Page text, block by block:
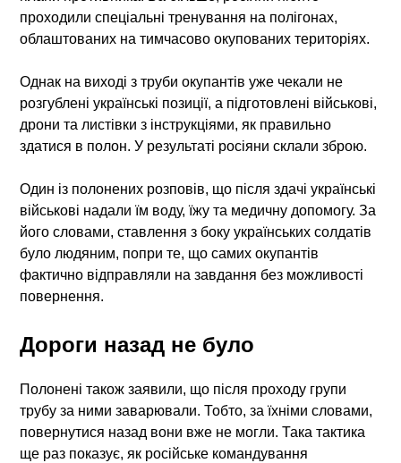
проходили спеціальні тренування на полігонах,
облаштованих на тимчасово окупованих територіях.
Однак на виході з труби окупантів уже чекали не
розгублені українські позиції, а підготовлені військові,
дрони та листівки з інструкціями, як правильно
здатися в полон. У результаті росіяни склали зброю.
Один із полонених розповів, що після здачі українські
військові надали їм воду, їжу та медичну допомогу. За
його словами, ставлення з боку українських солдатів
було людяним, попри те, що самих окупантів
фактично відправляли на завдання без можливості
повернення.
Дороги назад не було
Полонені також заявили, що після проходу групи
трубу за ними заварювали. Тобто, за їхніми словами,
повернутися назад вони вже не могли. Така тактика
ще раз показує, як російське командування